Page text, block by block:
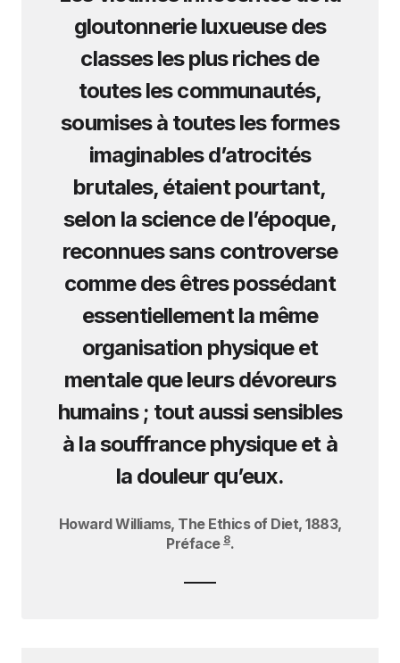
gloutonnerie luxueuse des
classes les plus riches de
toutes les communautés,
soumises à toutes les formes
imaginables d’atrocités
brutales, étaient pourtant,
selon la science de l’époque,
reconnues sans controverse
comme des êtres possédant
essentiellement la même
organisation physique et
mentale que leurs dévoreurs
humains ; tout aussi sensibles
à la souffrance physique et à
la douleur qu’eux.
Howard Williams, The Ethics of Diet, 1883,
Préface 8.